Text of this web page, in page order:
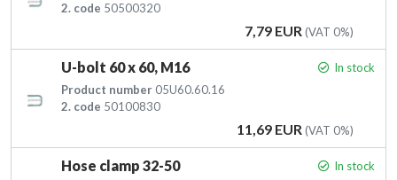
2. code 50500320
Price
7,79 EUR(VAT 0%)
U-bolt 60 x 60, M16
In stock
Product number05U60.60.16
2. code 50100830
Price
11,69 EUR(VAT 0%)
Hose clamp 32-50
In stock